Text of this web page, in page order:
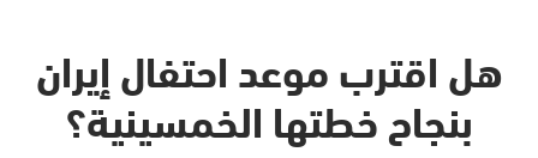
هل اقترب موعد احتفال إيران
بنجاح خطتها الخمسينية؟